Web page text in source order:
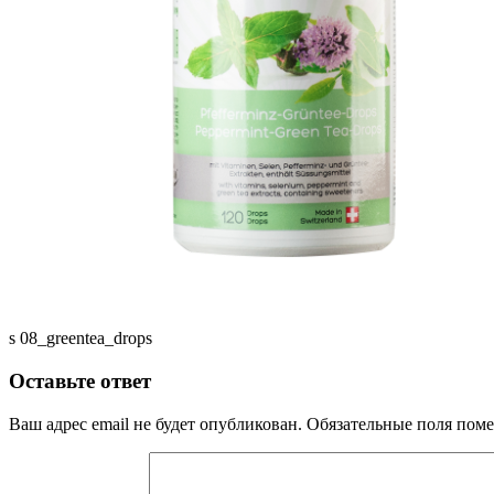
s 08_greentea_drops
Оставьте ответ
Ваш адрес email не будет опубликован. Обязательные поля